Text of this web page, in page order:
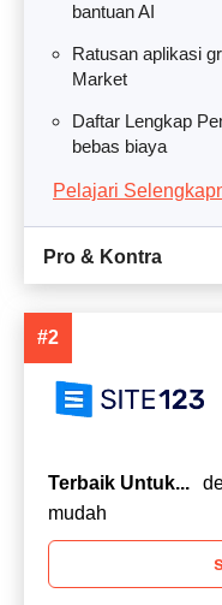
bantuan AI
Ratusan aplikasi
Market
Daftar Lengkap
bebas biaya
Pelajari
Pro & Kontra
#2
Terbaik Untuk...
mudah